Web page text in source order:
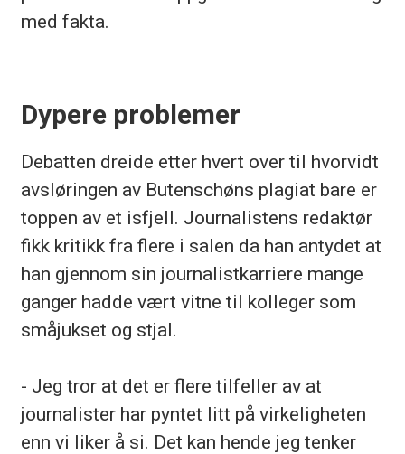
med fakta.
Dypere problemer
Debatten dreide etter hvert over til hvorvidt
avsløringen av Butenschøns plagiat bare er
toppen av et isfjell. Journalistens redaktør
fikk kritikk fra flere i salen da han antydet at
han gjennom sin journalistkarriere mange
ganger hadde vært vitne til kolleger som
småjukset og stjal.
- Jeg tror at det er flere tilfeller av at
journalister har pyntet litt på virkeligheten
enn vi liker å si. Det kan hende jeg tenker